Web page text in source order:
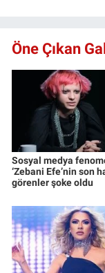
Öne Çıkan
Sosyal medya
‘Zebani Efe’nin son
görenler şoke oldu